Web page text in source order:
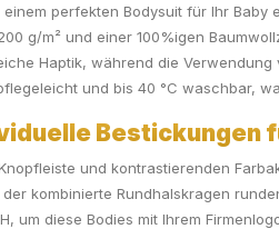
perfekten Bodysuit für Ihr Baby
g/m² und einer 100%igen
Haptik, während die
und bis 40 °C waschbar,
Bestickungen
und kontrastierenden
kombinierte Rundhalskragen
um diese Bodies mit Ihrem